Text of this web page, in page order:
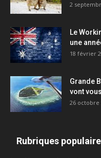
2
Le
une
18 février
Grande
vont
26 octobre
Rubriques